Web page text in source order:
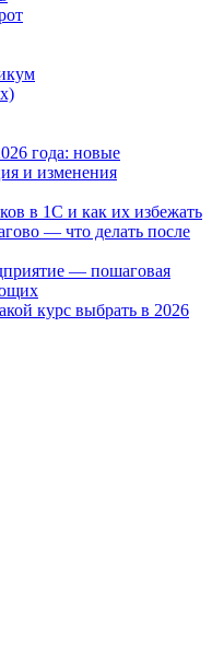
года: новые
и изменения
в 1С и как их избежать
— что делать после
— пошаговая
курс выбрать в 2026